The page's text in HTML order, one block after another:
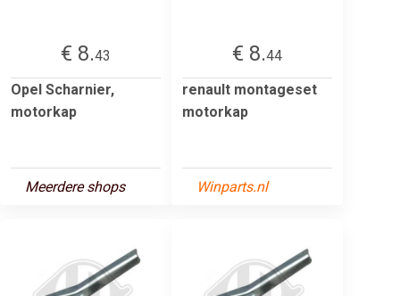
€ 8.43
Opel Scharnier,
motorkap
Meerdere shops
€ 8.44
renault montageset
motorkap
Winparts.nl